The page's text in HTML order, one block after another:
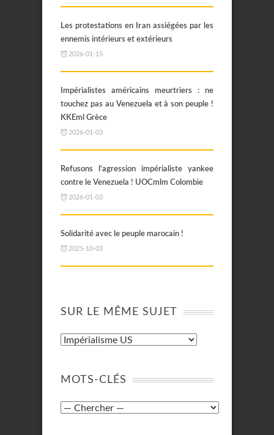
Les protestations en Iran assiégées par les
ennemis intérieurs et extérieurs
2026-01-15
Impérialistes américains meurtriers : ne
touchez pas au Venezuela et à son peuple !
KKEml Grèce
2026-01-03
Refusons l’agression impérialiste yankee
contre le Venezuela ! UOCmlm Colombie
2026-01-03
Solidarité avec le peuple marocain !
2025-10-03
SUR LE MÊME SUJET
MOTS-CLÉS